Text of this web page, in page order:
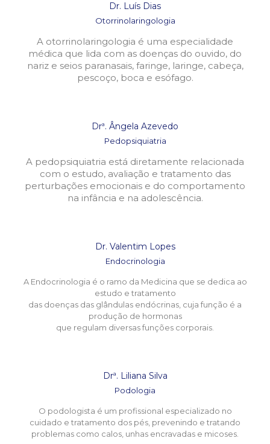
Dr. Luís Dias
Otorrinolaringologia
A otorrinolaringologia é uma especialidade
médica que lida com as doenças do ouvido, do
nariz e seios paranasais, faringe, laringe, cabeça,
pescoço, boca e esófago.
Drª. Ângela Azevedo
Pedopsiquiatria
A pedopsiquiatria está diretamente relacionada
com o estudo, avaliação e tratamento das
perturbações emocionais e do comportamento
na infância e na adolescência.
Dr. Valentim Lopes
Endocrinologia
A Endocrinologia é o ramo da Medicina que se dedica ao
estudo e tratamento
das doenças das glândulas endócrinas, cuja função é a
produção de hormonas
que regulam diversas funções corporais.
Drª. Liliana Silva
Podologia
O podologista é um profissional especializado no
cuidado e tratamento dos pés, prevenindo e tratando
problemas como calos, unhas encravadas e micoses.